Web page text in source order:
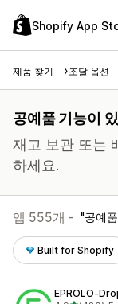
Shopify App
제품 찾기 조달 옵션
공예품 기능이
재고 보관 또는
하세요.
앱 555개 - 공예품
Built for Shopify